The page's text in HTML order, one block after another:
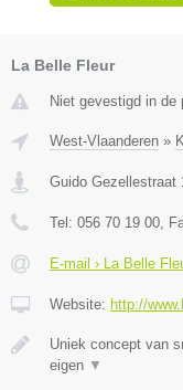
La Belle Fleur
Niet gevestigd in de
West-Vlaanderen »
Guido Gezellestraat
Tel: 056 70 19 00,
E-mail › La Belle
Website: http://
Uniek concept van
eigen ▼